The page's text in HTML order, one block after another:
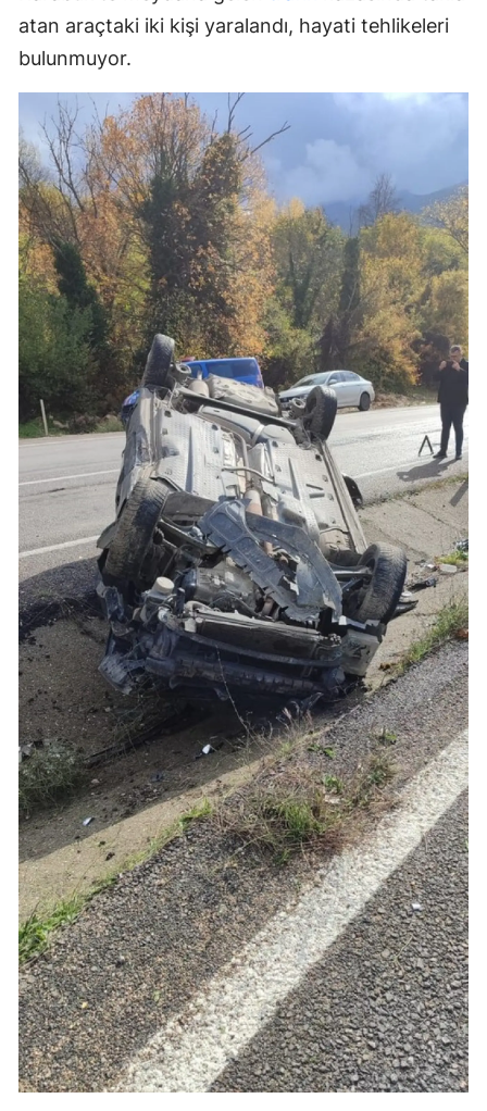
atan araçtaki iki kişi yaralandı, hayati tehlikeleri
bulunmuyor.